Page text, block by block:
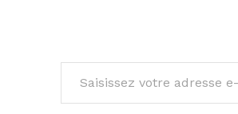
Saisissez votre adresse e-mail…